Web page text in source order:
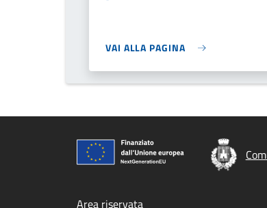
VAI ALLA PAGINA
Area riservata